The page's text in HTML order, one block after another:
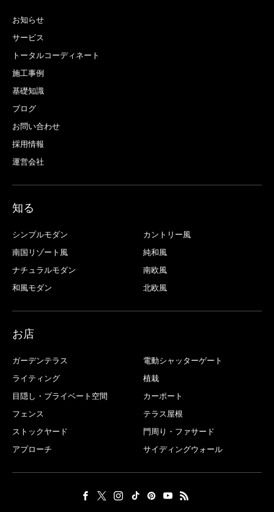
お知らせ
サービス
トータルコーディネート
施工事例
基礎知識
ブログ
お問い合わせ
採用情報
運営会社
知る
シンプルモダン
カントリー風
南国リゾート風
純和風
ナチュラルモダン
南欧風
和風モダン
北欧風
お店
ガーデンテラス
電動シャッターゲート
ライティング
植栽
目隠し・プライベート空間
カーポート
フェンス
テラス屋根
ストックヤード
門周り・ファサード
アプローチ
サイディングウォール